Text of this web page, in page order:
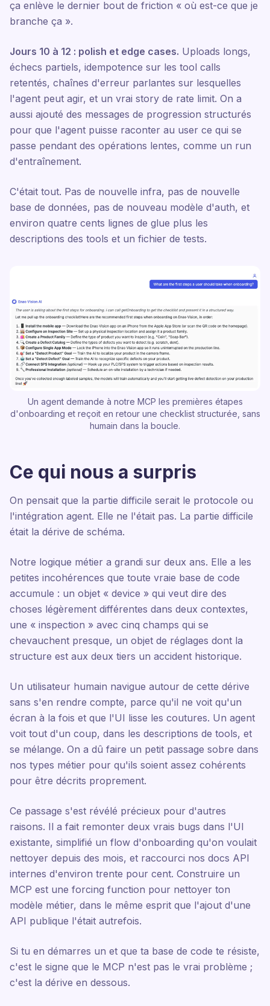
ça enlève le dernier bout de friction « où est-ce que je
branche ça ».
Jours 10 à 12 : polish et edge cases. Uploads longs,
échecs partiels, idempotence sur les tool calls
retentés, chaînes d'erreur parlantes sur lesquelles
l'agent peut agir, et un vrai story de rate limit. On a
aussi ajouté des messages de progression structurés
pour que l'agent puisse raconter au user ce qui se
passe pendant des opérations lentes, comme un run
d'entraînement.
C'était tout. Pas de nouvelle infra, pas de nouvelle
base de données, pas de nouveau modèle d'auth, et
environ quatre cents lignes de glue plus les
descriptions des tools et un fichier de tests.
Un agent demande à notre MCP les premières étapes
d'onboarding et reçoit en retour une checklist structurée, sans
humain dans la boucle.
Ce qui nous a surpris
On pensait que la partie difficile serait le protocole ou
l'intégration agent. Elle ne l'était pas. La partie difficile
était la dérive de schéma.
Notre logique métier a grandi sur deux ans. Elle a les
petites incohérences que toute vraie base de code
accumule : un objet « device » qui veut dire des
choses légèrement différentes dans deux contextes,
une « inspection » avec cinq champs qui se
chevauchent presque, un objet de réglages dont la
structure est aux deux tiers un accident historique.
Un utilisateur humain navigue autour de cette dérive
sans s'en rendre compte, parce qu'il ne voit qu'un
écran à la fois et que l'UI lisse les coutures. Un agent
voit tout d'un coup, dans les descriptions de tools, et
se mélange. On a dû faire un petit passage sobre dans
nos types métier pour qu'ils soient assez cohérents
pour être décrits proprement.
Ce passage s'est révélé précieux pour d'autres
raisons. Il a fait remonter deux vrais bugs dans l'UI
existante, simplifié un flow d'onboarding qu'on voulait
nettoyer depuis des mois, et raccourci nos docs API
internes d'environ trente pour cent. Construire un
MCP est une forcing function pour nettoyer ton
modèle métier, dans le même esprit que l'ajout d'une
API publique l'était autrefois.
Si tu en démarres un et que ta base de code te résiste,
c'est le signe que le MCP n'est pas le vrai problème ;
c'est la dérive en dessous.